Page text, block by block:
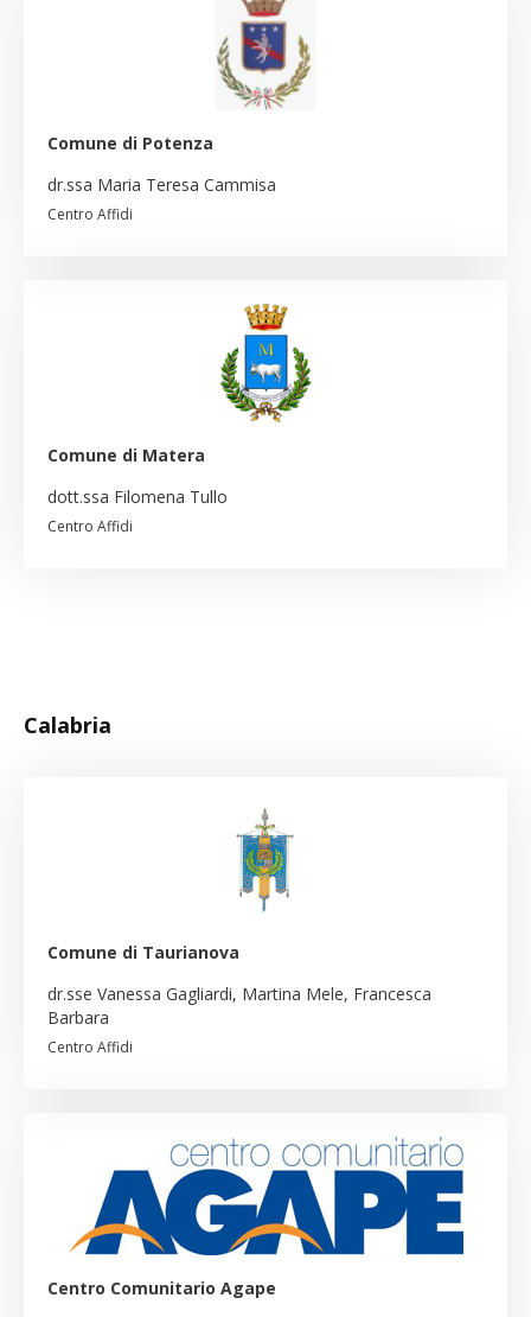
Comune di Potenza
dr.ssa Maria Teresa Cammisa
Centro Affidi
Comune di Matera
dott.ssa Filomena Tullo
Centro Affidi
Calabria
Comune di Taurianova
dr.sse Vanessa Gagliardi, Martina Mele, Francesca
Barbara
Centro Affidi
Centro Comunitario Agape